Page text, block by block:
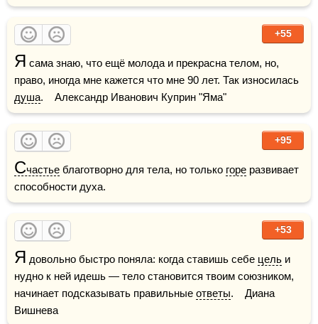
+55
Я сама знаю, что ещё молода и прекрасна телом, но,
душа.    Александр Иванович Куприн "Яма"
+95
Счастье благотворно для тела, но только горе развивает
способности духа.
+53
Я довольно быстро поняла: когда ставишь себе цель и
нудно к ней идешь — тело становится твоим союзником,
начинает подсказывать правильные ответы.    Диана
Вишнева